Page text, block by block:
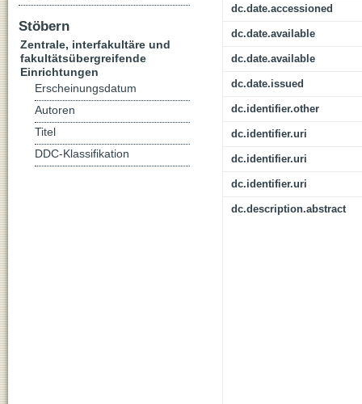
dc.date.accessioned
dc.date.available
dc.date.available
dc.date.issued
dc.identifier.other
dc.identifier.uri
dc.identifier.uri
dc.identifier.uri
dc.description.abstract
Stöbern
Zentrale, interfakultäre und
fakultätsübergreifende
Einrichtungen
Erscheinungsdatum
Autoren
Titel
DDC-Klassifikation